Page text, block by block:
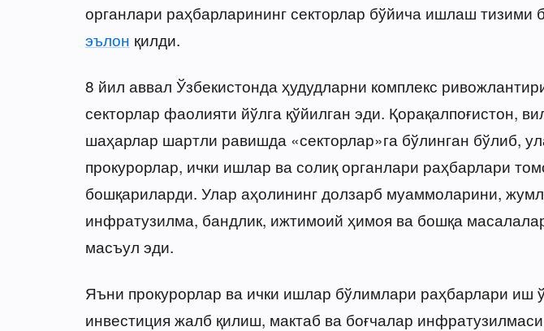
органлари раҳбарларининг секторлар бўйича ишлаш тизими
эълон қилди.
8 йил аввал Ўзбекистонда ҳудудларни комплекс
секторлар фаолияти йўлга қўйилган эди. Қорақалпоғистон,
шаҳарлар шартли равишда «секторлар»га бўлинган бўлиб,
прокурорлар, ички ишлар ва солиқ органлари раҳбарлари
бошқариларди. Улар аҳолининг долзарб муаммоларини,
инфратузилма, бандлик, ижтимоий ҳимоя ва бошқа
масъул эди.
Яъни прокурорлар ва ички ишлар бўлимлари раҳбарлари иш
инвестиция жалб қилиш, мактаб ва боғчалар